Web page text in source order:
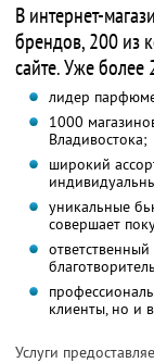
В интернет-
брендов, 200 из
сайте. Уже
лидер
1000
Владивостока;
широкий
уникальные
совершает
клиенты, но и
Услуги